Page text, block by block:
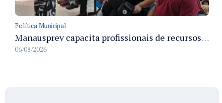
Política Municipal
Manausprev capacita profissionais de recursos humanos para agilizar concessão de aposentadorias no município
06/08/2026